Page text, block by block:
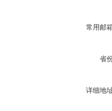
常用邮
省
详细地